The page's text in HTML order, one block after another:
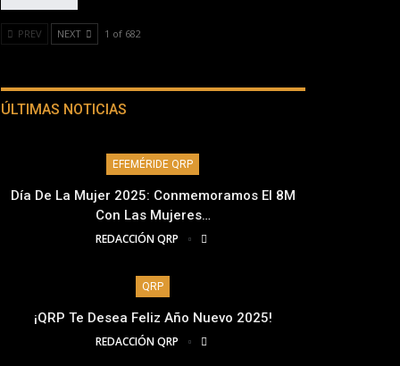
PREV NEXT 1 of 682
ÚLTIMAS NOTICIAS
EFEMÉRIDE QRP
Día De La Mujer 2025: Conmemoramos El 8M
Con Las Mujeres…
REDACCIÓN QRP
QRP
¡QRP Te Desea Feliz Año Nuevo 2025!
REDACCIÓN QRP